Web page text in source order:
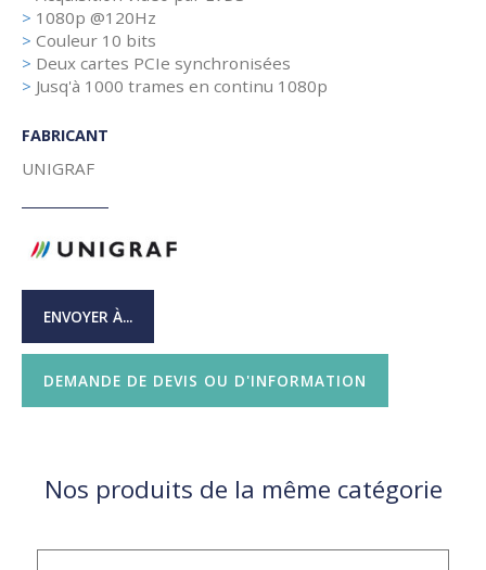
> 1080p @120Hz
> Couleur 10 bits
> Deux cartes PCIe synchronisées
> Jusq'à 1000 trames en continu 1080p
FABRICANT
UNIGRAF
ENVOYER À...
DEMANDE DE DEVIS OU D'INFORMATION
Nos produits de la même catégorie